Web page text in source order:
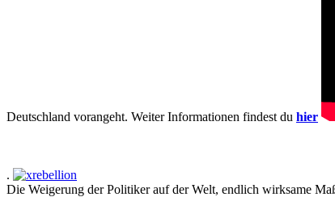
Deutschland vorangeht. Weiter Informationen findest du hier
.
Die Weigerung der Politiker auf der Welt, endlich wirksame